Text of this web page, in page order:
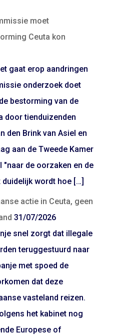
moet
Ceuta kon
gaat erop aandringen
onderzoek doet
bestorming van de
door tienduizenden
den Brink van Asiel en
aan de Tweede Kamer
"naar de oorzaken en de
wordt hoe […]
actie in Ceuta, geen
31/07/2026
snel zorgt dat illegale
teruggestuurd naar
met spoed de
dat deze
vasteland reizen.
het kabinet nog
Europese of